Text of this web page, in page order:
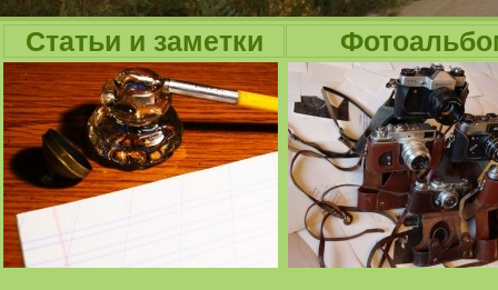
Статьи и заметки